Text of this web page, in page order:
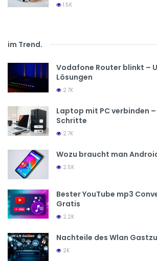
1.5K
im Trend.
Vodafone Router blinkt –
Lösungen
2.7K
Laptop mit PC verbinden
Schritte
2.7K
Wozu braucht man
2.5K
Bester YouTube mp3
Gratis
2.2K
Nachteile des Wlan
2K